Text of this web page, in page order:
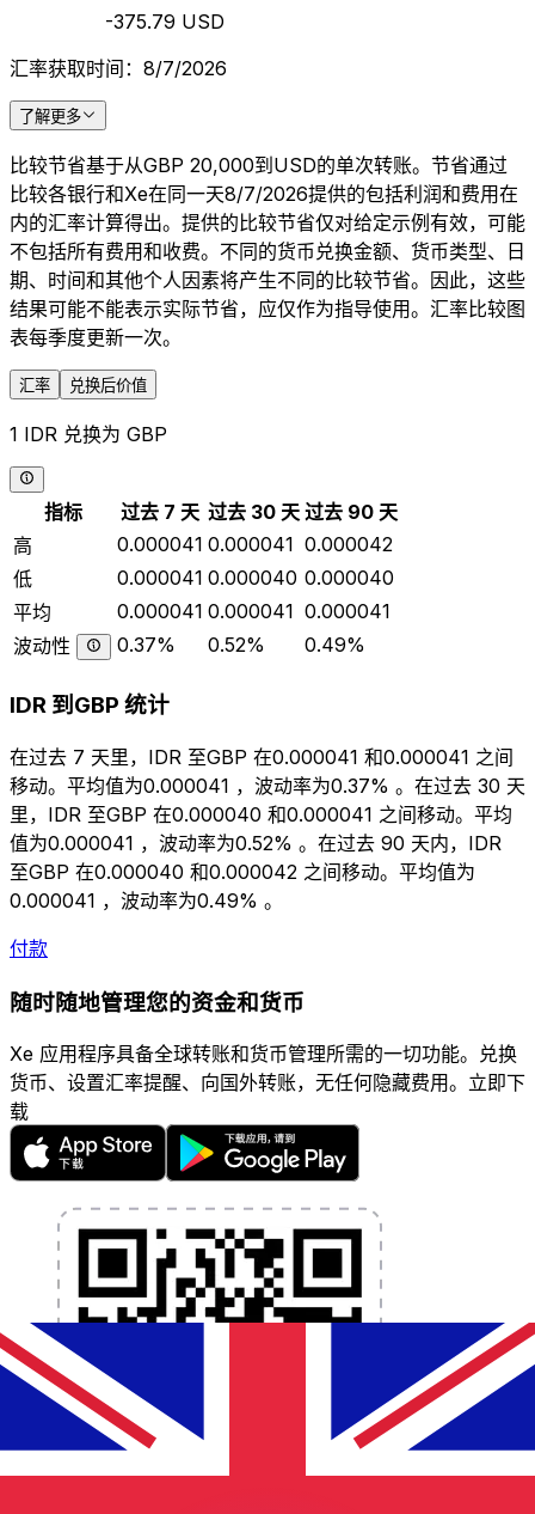
-375.79 USD
汇率获取时间：8/7/2026
了解更多
比较节省基于从GBP 20,000到USD的单次转账。节省通过
比较各银行和Xe在同一天8/7/2026提供的包括利润和费用在
内的汇率计算得出。提供的比较节省仅对给定示例有效，可能
不包括所有费用和收费。不同的货币兑换金额、货币类型、日
期、时间和其他个人因素将产生不同的比较节省。因此，这些
结果可能不能表示实际节省，应仅作为指导使用。汇率比较图
表每季度更新一次。
汇率 兑换后价值
1 IDR 兑换为 GBP
指标 过去 7 天 过去 30 天 过去 90 天
高
0.000041 0.000041 0.000042
低
0.000041 0.000040 0.000040
平均
0.000041 0.000041 0.000041
波动性
0.37% 0.52% 0.49%
IDR 到GBP 统计
在过去 7 天里，IDR 至GBP 在0.000041 和0.000041 之间
移动。平均值为0.000041 ，波动率为0.37% 。在过去 30 天
里，IDR 至GBP 在0.000040 和0.000041 之间移动。平均
值为0.000041 ，波动率为0.52% 。在过去 90 天内，IDR
至GBP 在0.000040 和0.000042 之间移动。平均值为
0.000041 ，波动率为0.49% 。
付款
随时随地管理您的资金和货币
Xe 应用程序具备全球转账和货币管理所需的一切功能。兑换
货币、设置汇率提醒、向国外转账，无任何隐藏费用。立即下
载